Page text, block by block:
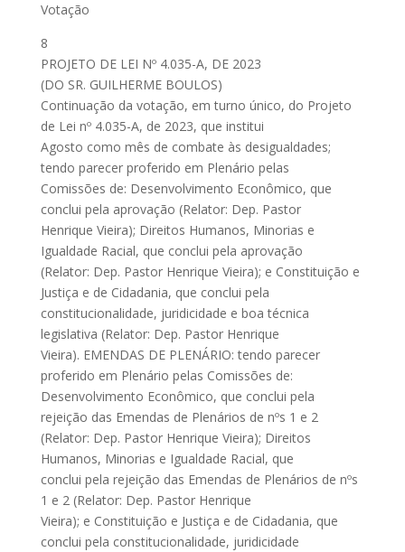
Votação
8
PROJETO DE LEI Nº 4.035-A, DE 2023
(DO SR. GUILHERME BOULOS)
Continuação da votação, em turno único, do Projeto
de Lei nº 4.035-A, de 2023, que institui
Agosto como mês de combate às desigualdades;
tendo parecer proferido em Plenário pelas
Comissões de: Desenvolvimento Econômico, que
conclui pela aprovação (Relator: Dep. Pastor
Henrique Vieira); Direitos Humanos, Minorias e
Igualdade Racial, que conclui pela aprovação
(Relator: Dep. Pastor Henrique Vieira); e Constituição e
Justiça e de Cidadania, que conclui pela
constitucionalidade, juridicidade e boa técnica
legislativa (Relator: Dep. Pastor Henrique
Vieira). EMENDAS DE PLENÁRIO: tendo parecer
proferido em Plenário pelas Comissões de:
Desenvolvimento Econômico, que conclui pela
rejeição das Emendas de Plenários de nºs 1 e 2
(Relator: Dep. Pastor Henrique Vieira); Direitos
Humanos, Minorias e Igualdade Racial, que
conclui pela rejeição das Emendas de Plenários de nºs
1 e 2 (Relator: Dep. Pastor Henrique
Vieira); e Constituição e Justiça e de Cidadania, que
conclui pela constitucionalidade, juridicidade